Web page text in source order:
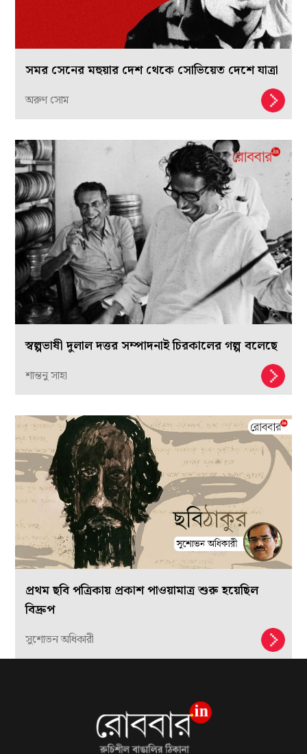
সমর সেনের মহুয়ার দেশ থেকে সোভিয়েত দেশে যাত্রা
অরুণ সোম
স্বল্পভাষী দুলাল দত্তর সম্পাদনাই চিরকালের গল্প বলেছে
শান্তনু সাহা
প্রথম ছবি পত্রিকায় প্রকাশ পাওয়ামাত্র শুরু হয়েছিল
বিদ্রুপ
সুশোভন অধিকারী